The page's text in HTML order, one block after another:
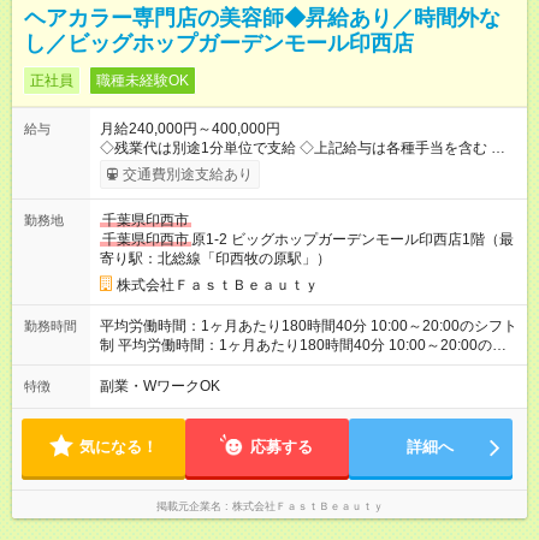
ヘアカラー専門店の美容師◆昇給あり／時間外な
し／ビッグホップガーデンモール印西店
正社員 職種未経験OK
給与
月給240,000円～400,000円
◇残業代は別途1分単位で支給 ◇上記給与は各種手当を含む ◇毎
月インセンティブポイント付与 ・店舗売上や入客人数などに応
じてインセンティブポイントを付与 ・ポイントは6ヶ月に一度引
長手当（月30，000円～）あり 研修期間6ヶ月間は以下給与のみ
変更あり 月給210，500円 ※給与に関しては2025年度の最低賃
金を反映済み ※各都道府県の施行月より適応、入社時期によっ
ては変動の可能性あり 詳細は、採用担当へお問い合わせくださ
い 【試用期間】試用期間なし
交通費別途支給あり
勤務地
千葉県印西市
千葉県印西市 原1-2 ビッグホップガーデンモール印西店1階（最
寄り駅：北総線「印西牧の原駅」）
株式会社ＦａｓｔＢｅａｕｔｙ
勤務時間
平均労働時間：1ヶ月あたり180時間40分 10:00～20:00のシフト
制 平均労働時間：1ヶ月あたり180時間40分 10:00～20:00のシ
フト制
特徴 副業・WワークOK
気になる！ 応募する 詳細へ
掲載元企業名 株式会社ＦａｓｔＢｅａｕｔｙ